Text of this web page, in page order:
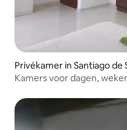
Privékamer in Santiago de
Kamers voor dagen,